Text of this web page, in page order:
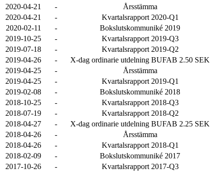
2020-04-21 -
Årsstämma
2020-04-21
-
Kvartalsrapport 2020-Q1
2020-02-11
-
Bokslutskommuniké 2019
2019-10-25
-
Kvartalsrapport 2019-Q3
2019-07-18
-
Kvartalsrapport 2019-Q2
2019-04-26
-
X-dag ordinarie utdelning BUFAB 2.50 SEK
2019-04-25
-
Årsstämma
2019-04-25
-
Kvartalsrapport 2019-Q1
2019-02-08
-
Bokslutskommuniké 2018
2018-10-25
-
Kvartalsrapport 2018-Q3
2018-07-19
-
Kvartalsrapport 2018-Q2
2018-04-27
-
X-dag ordinarie utdelning BUFAB 2.25 SEK
2018-04-26
-
Årsstämma
2018-04-26
-
Kvartalsrapport 2018-Q1
2018-02-09
-
Bokslutskommuniké 2017
2017-10-26
-
Kvartalsrapport 2017-Q3